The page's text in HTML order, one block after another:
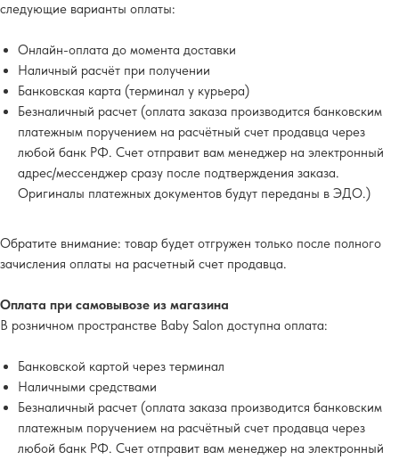
следующие варианты оплаты:
Онлайн-оплата до момента доставки
Наличный расчёт при получении
Банковская карта (терминал у курьера)
Безналичный расчет (оплата заказа производится банковским
платежным поручением на расчётный счет продавца через
любой банк РФ. Счет отправит вам менеджер на электронный
адрес/мессенджер сразу после подтверждения заказа.
Оригиналы платежных документов будут переданы в ЭДО.)
Обратите внимание: товар будет отгружен только после полного
зачисления оплаты на расчетный счет продавца.
Оплата при самовывозе из магазина
В розничном пространстве Baby Salon доступна оплата:
Банковской картой через терминал
Наличными средствами
Безналичный расчет (оплата заказа производится банковским
платежным поручением на расчётный счет продавца через
любой банк РФ. Счет отправит вам менеджер на электронный